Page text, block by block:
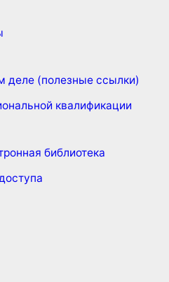
деле (полезные ссылки)
квалификации
библиотека